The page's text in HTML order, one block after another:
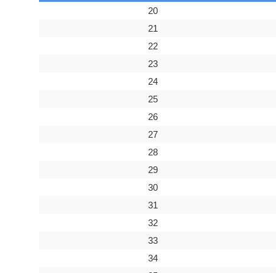
20
21
22
23
24
25
26
27
28
29
30
31
32
33
34